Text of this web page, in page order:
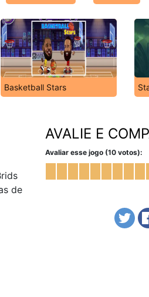
Basketball Stars
de
AVALIE E
Avaliar esse jogo (10 votos):